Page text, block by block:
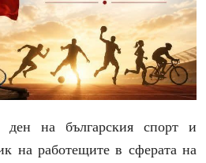
на българския спорт и
на работещите в сферата на